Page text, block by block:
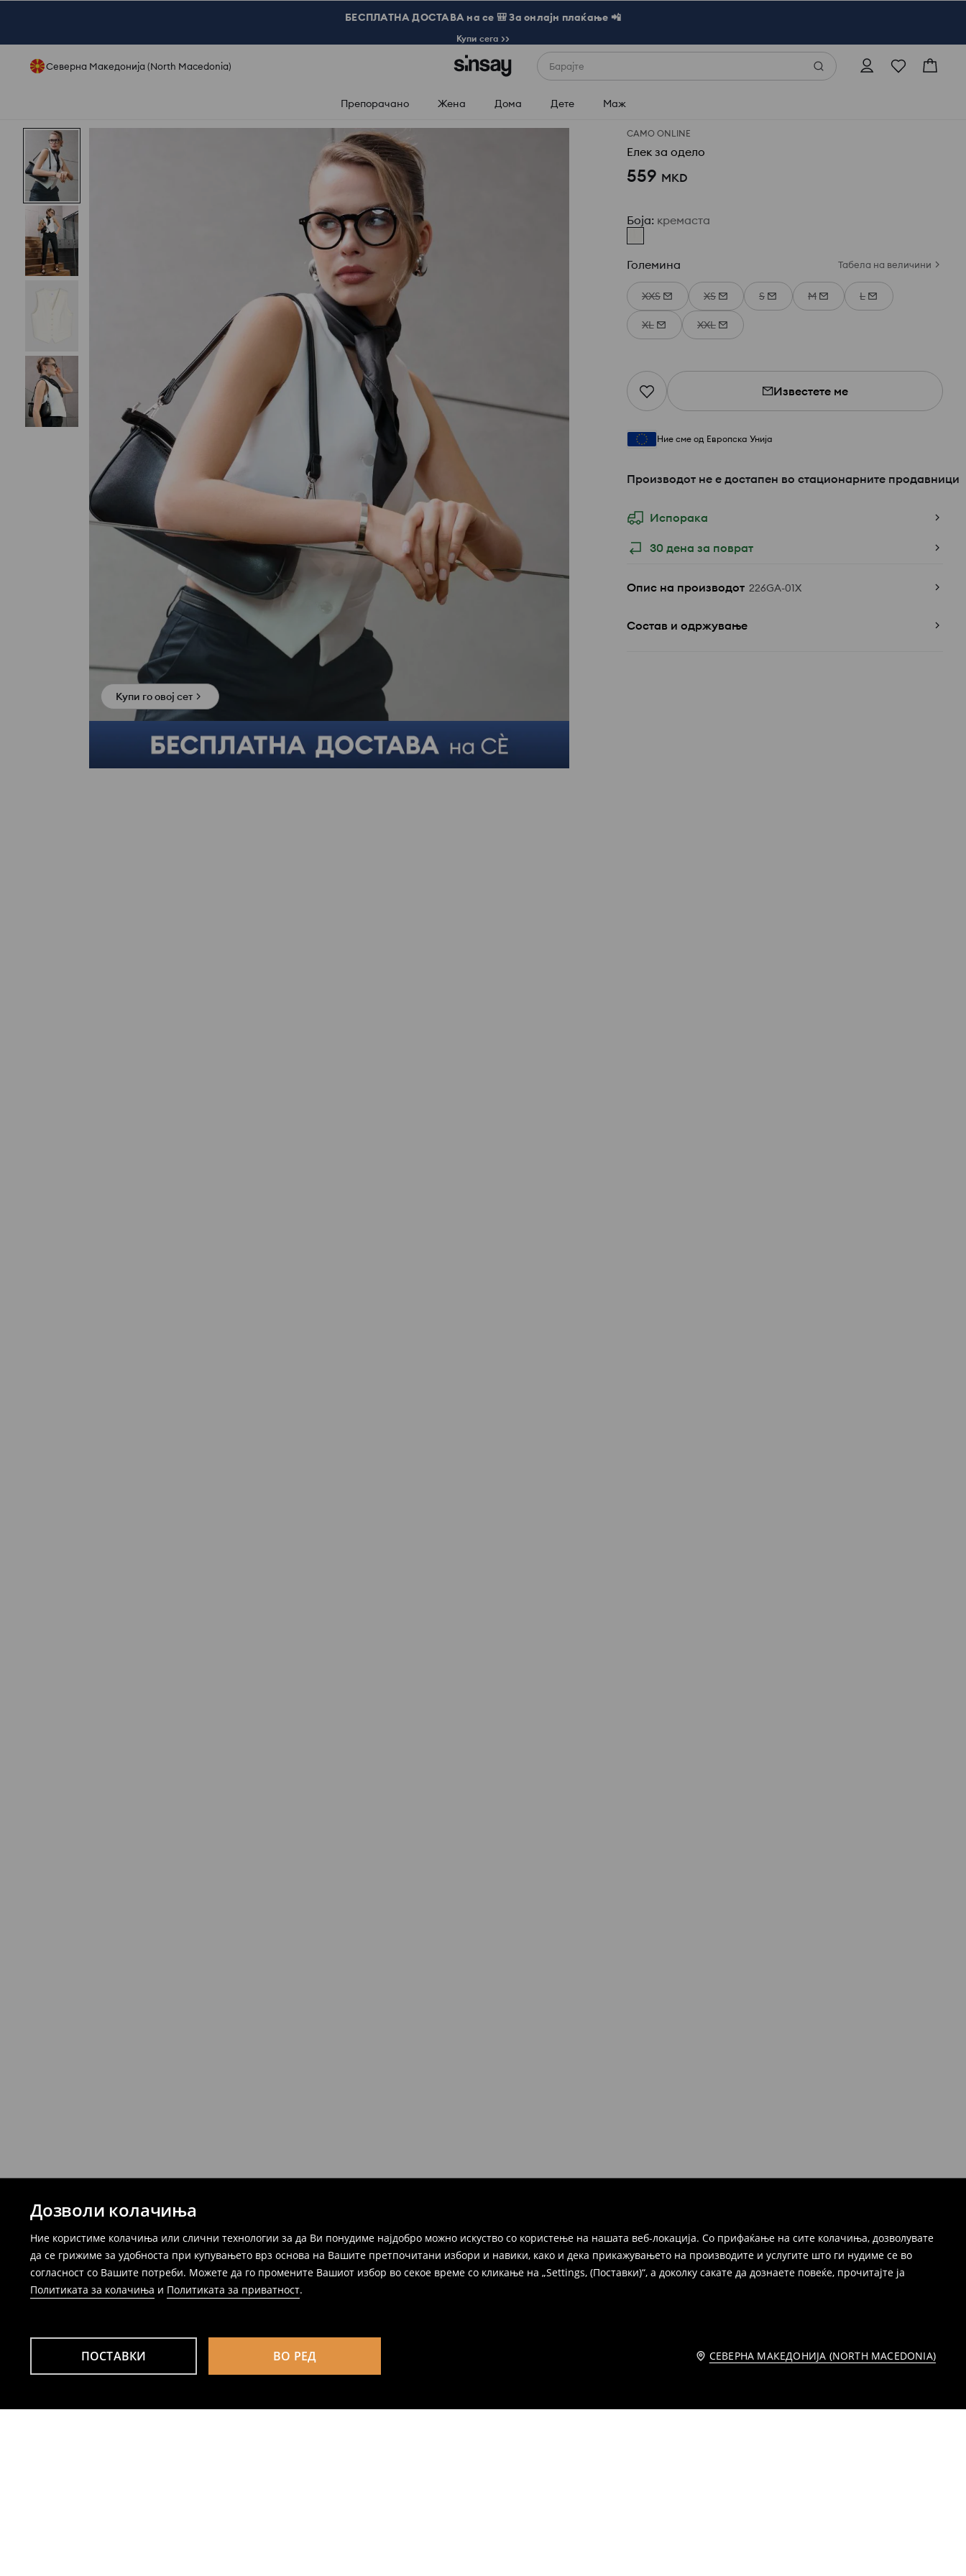
Дозволи колачиња
Ние користиме колачиња или слични технологии за да Ви понудиме најдобро можно искуство со користење на нашата веб-локација. Со прифаќање на сите колачиња, дозволувате
да се грижиме за удобноста при купувањето врз основа на Вашите претпочитани избори и навики, како и дека прикажувањето на производите и услугите што ги нудиме се во
согласност со Вашите потреби. Можете да го промените Вашиот избор во секое време со кликање на „Settings, (Поставки)“, а доколку сакате да дознаете повеќе, прочитајте ја
Политиката за колачиња и Политиката за приватност.
ПОСТАВКИ ВО РЕД СЕВЕРНА МАКЕДОНИЈА (NORTH MACEDONIA)
БЕСПЛАТНА ДОСТАВА на се 🎒 За онлајн плаќање 📲
Купи сега >>
Северна Македонија (North Macedonia) Барајте
Препорачано Жена Дома Дете Маж
САМО ONLINE
Елек за одело
559 MKD
Боја: кремаста
Големина Табела на величини
XXS XS S M L
XL XXL
Известете ме
Ние сме од Европска Унија
Производот не е достапен во стационарните продавници
Испорака
30 дена за поврат
Опис на производот 226GA-01X
Состав и одржување
Купи го овој сет